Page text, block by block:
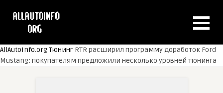
AllAutoInfo.orgТюнинг RTR расширил программу доработок Ford
Mustang: покупателям предложили несколько уровней тюнинга